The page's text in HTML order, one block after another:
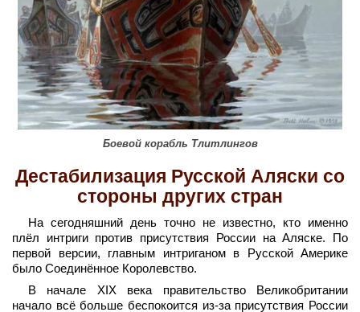
Боевой корабль Тлитлингов
Дестабилизация Русской Аляски со
стороны других стран
На сегодняшний день точно не известно, кто именно
плёл интриги против присутствия России на Аляске. По
первой версии, главным интриганом в Русской Америке
было Соединённое Королевство.
В начале XIX века правительство Великобритании
начало всё больше беспокоится из-за присутствия России